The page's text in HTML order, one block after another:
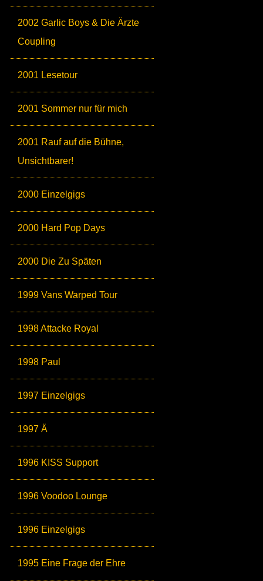
2002 Garlic Boys & Die Ärzte
Coupling
2001 Lesetour
2001 Sommer nur für mich
2001 Rauf auf die Bühne,
Unsichtbarer!
2000 Einzelgigs
2000 Hard Pop Days
2000 Die Zu Späten
1999 Vans Warped Tour
1998 Attacke Royal
1998 Paul
1997 Einzelgigs
1997 Ä
1996 KISS Support
1996 Voodoo Lounge
1996 Einzelgigs
1995 Eine Frage der Ehre